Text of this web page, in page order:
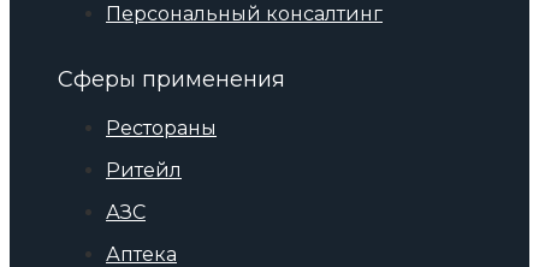
Персональный консалтинг
Сферы применения
Рестораны
Ритейл
АЗС
Аптека